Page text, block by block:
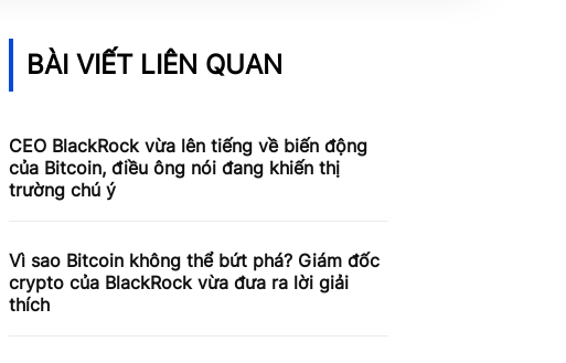
BÀI VIẾT LIÊN QUAN
CEO BlackRock vừa lên tiếng về biến động
của Bitcoin, điều ông nói đang khiến thị
trường chú ý
Vì sao Bitcoin không thể bứt phá? Giám đốc
crypto của BlackRock vừa đưa ra lời giải
thích